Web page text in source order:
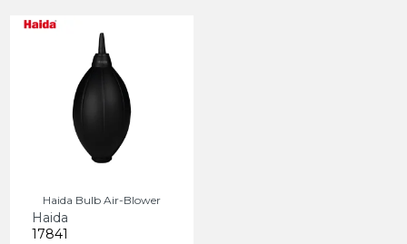
Haida Bulb Air-Blower
Haida
17841